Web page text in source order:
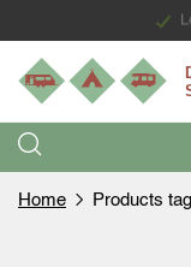
Home Products